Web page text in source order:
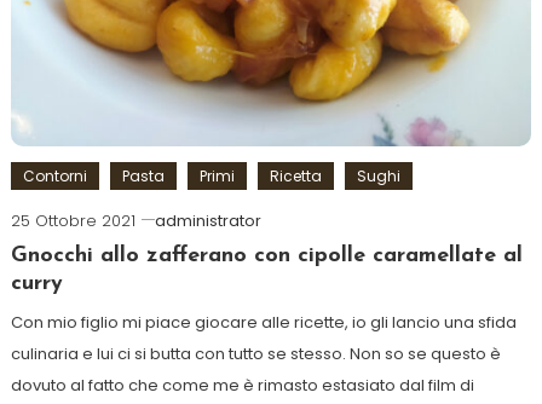
Contorni Pasta Primi Ricetta Sughi
25 Ottobre 2021
administrator
Gnocchi allo zafferano con cipolle caramellate al
curry
Con mio figlio mi piace giocare alle ricette, io gli lancio una sfida
culinaria e lui ci si butta con tutto se stesso. Non so se questo è
dovuto al fatto che come me è rimasto estasiato dal film di